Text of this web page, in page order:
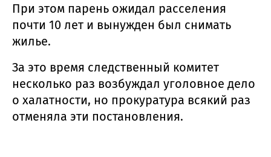
При этом парень ожидал расселения
почти 10 лет и вынужден был снимать
жилье.
За это время следственный комитет
несколько раз возбуждал уголовное дело
о халатности, но прокуратура всякий раз
отменяла эти постановления.